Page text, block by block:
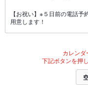
【お祝い】※５日前の電話
用意します！
カレンダ
下記ボタンを押